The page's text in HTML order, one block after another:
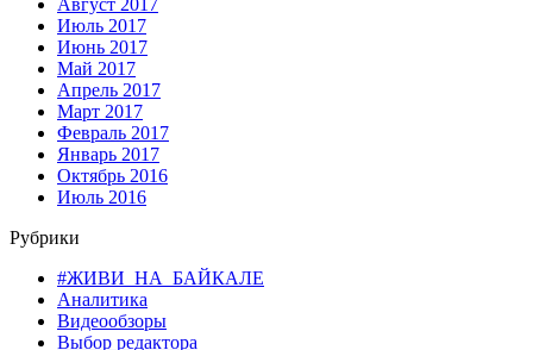
Август 2017
Июль 2017
Июнь 2017
Май 2017
Апрель 2017
Март 2017
Февраль 2017
Январь 2017
Октябрь 2016
Июль 2016
Рубрики
#ЖИВИ_НА_БАЙКАЛЕ
Аналитика
Видеообзоры
Выбор редактора